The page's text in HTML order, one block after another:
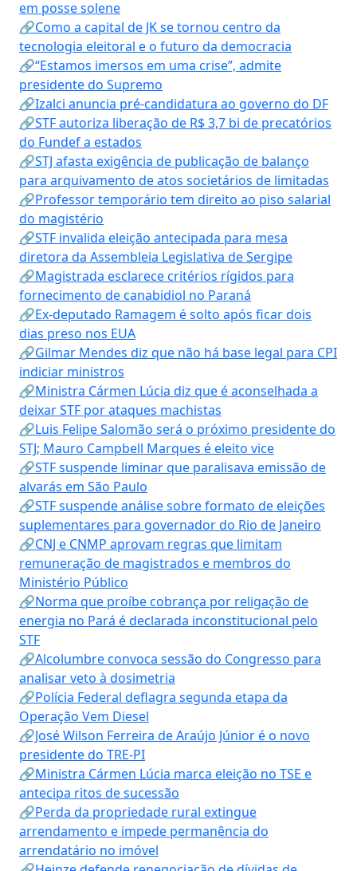
em posse solene
🔗Como a capital de JK se tornou centro da
tecnologia eleitoral e o futuro da democracia
🔗“Estamos imersos em uma crise”, admite
presidente do Supremo
🔗Izalci anuncia pré-candidatura ao governo do DF
🔗STF autoriza liberação de R$ 3,7 bi de precatórios
do Fundef a estados
🔗STJ afasta exigência de publicação de balanço
para arquivamento de atos societários de limitadas
🔗Professor temporário tem direito ao piso salarial
do magistério
🔗STF invalida eleição antecipada para mesa
diretora da Assembleia Legislativa de Sergipe
🔗Magistrada esclarece critérios rígidos para
fornecimento de canabidiol no Paraná
🔗Ex-deputado Ramagem é solto após ficar dois
dias preso nos EUA
🔗Gilmar Mendes diz que não há base legal para CPI
indiciar ministros
🔗Ministra Cármen Lúcia diz que é aconselhada a
deixar STF por ataques machistas
🔗Luis Felipe Salomão será o próximo presidente do
STJ; Mauro Campbell Marques é eleito vice
🔗STF suspende liminar que paralisava emissão de
alvarás em São Paulo
🔗STF suspende análise sobre formato de eleições
suplementares para governador do Rio de Janeiro
🔗CNJ e CNMP aprovam regras que limitam
remuneração de magistrados e membros do
Ministério Público
🔗Norma que proíbe cobrança por religação de
energia no Pará é declarada inconstitucional pelo
STF
🔗Alcolumbre convoca sessão do Congresso para
analisar veto à dosimetria
🔗Polícia Federal deflagra segunda etapa da
Operação Vem Diesel
🔗José Wilson Ferreira de Araújo Júnior é o novo
presidente do TRE-PI
🔗Ministra Cármen Lúcia marca eleição no TSE e
antecipa ritos de sucessão
🔗Perda da propriedade rural extingue
arrendamento e impede permanência do
arrendatário no imóvel